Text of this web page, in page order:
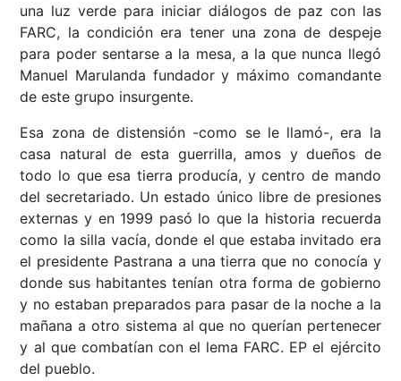
una luz verde para iniciar diálogos de paz con las
FARC, la condición era tener una zona de despeje
para poder sentarse a la mesa, a la que nunca llegó
Manuel Marulanda fundador y máximo comandante
de este grupo insurgente.
Esa zona de distensión -como se le llamó-, era la
casa natural de esta guerrilla, amos y dueños de
todo lo que esa tierra producía, y centro de mando
del secretariado. Un estado único libre de presiones
externas y en 1999 pasó lo que la historia recuerda
como la silla vacía, donde el que estaba invitado era
el presidente Pastrana a una tierra que no conocía y
donde sus habitantes tenían otra forma de gobierno
y no estaban preparados para pasar de la noche a la
mañana a otro sistema al que no querían pertenecer
y al que combatían con el lema FARC. EP el ejército
del pueblo.